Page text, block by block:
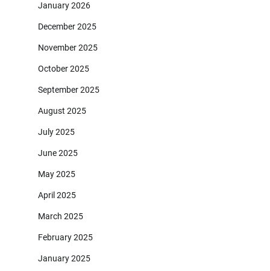
January 2026
December 2025
November 2025
October 2025
September 2025
August 2025
July 2025
June 2025
May 2025
April 2025
March 2025
February 2025
January 2025